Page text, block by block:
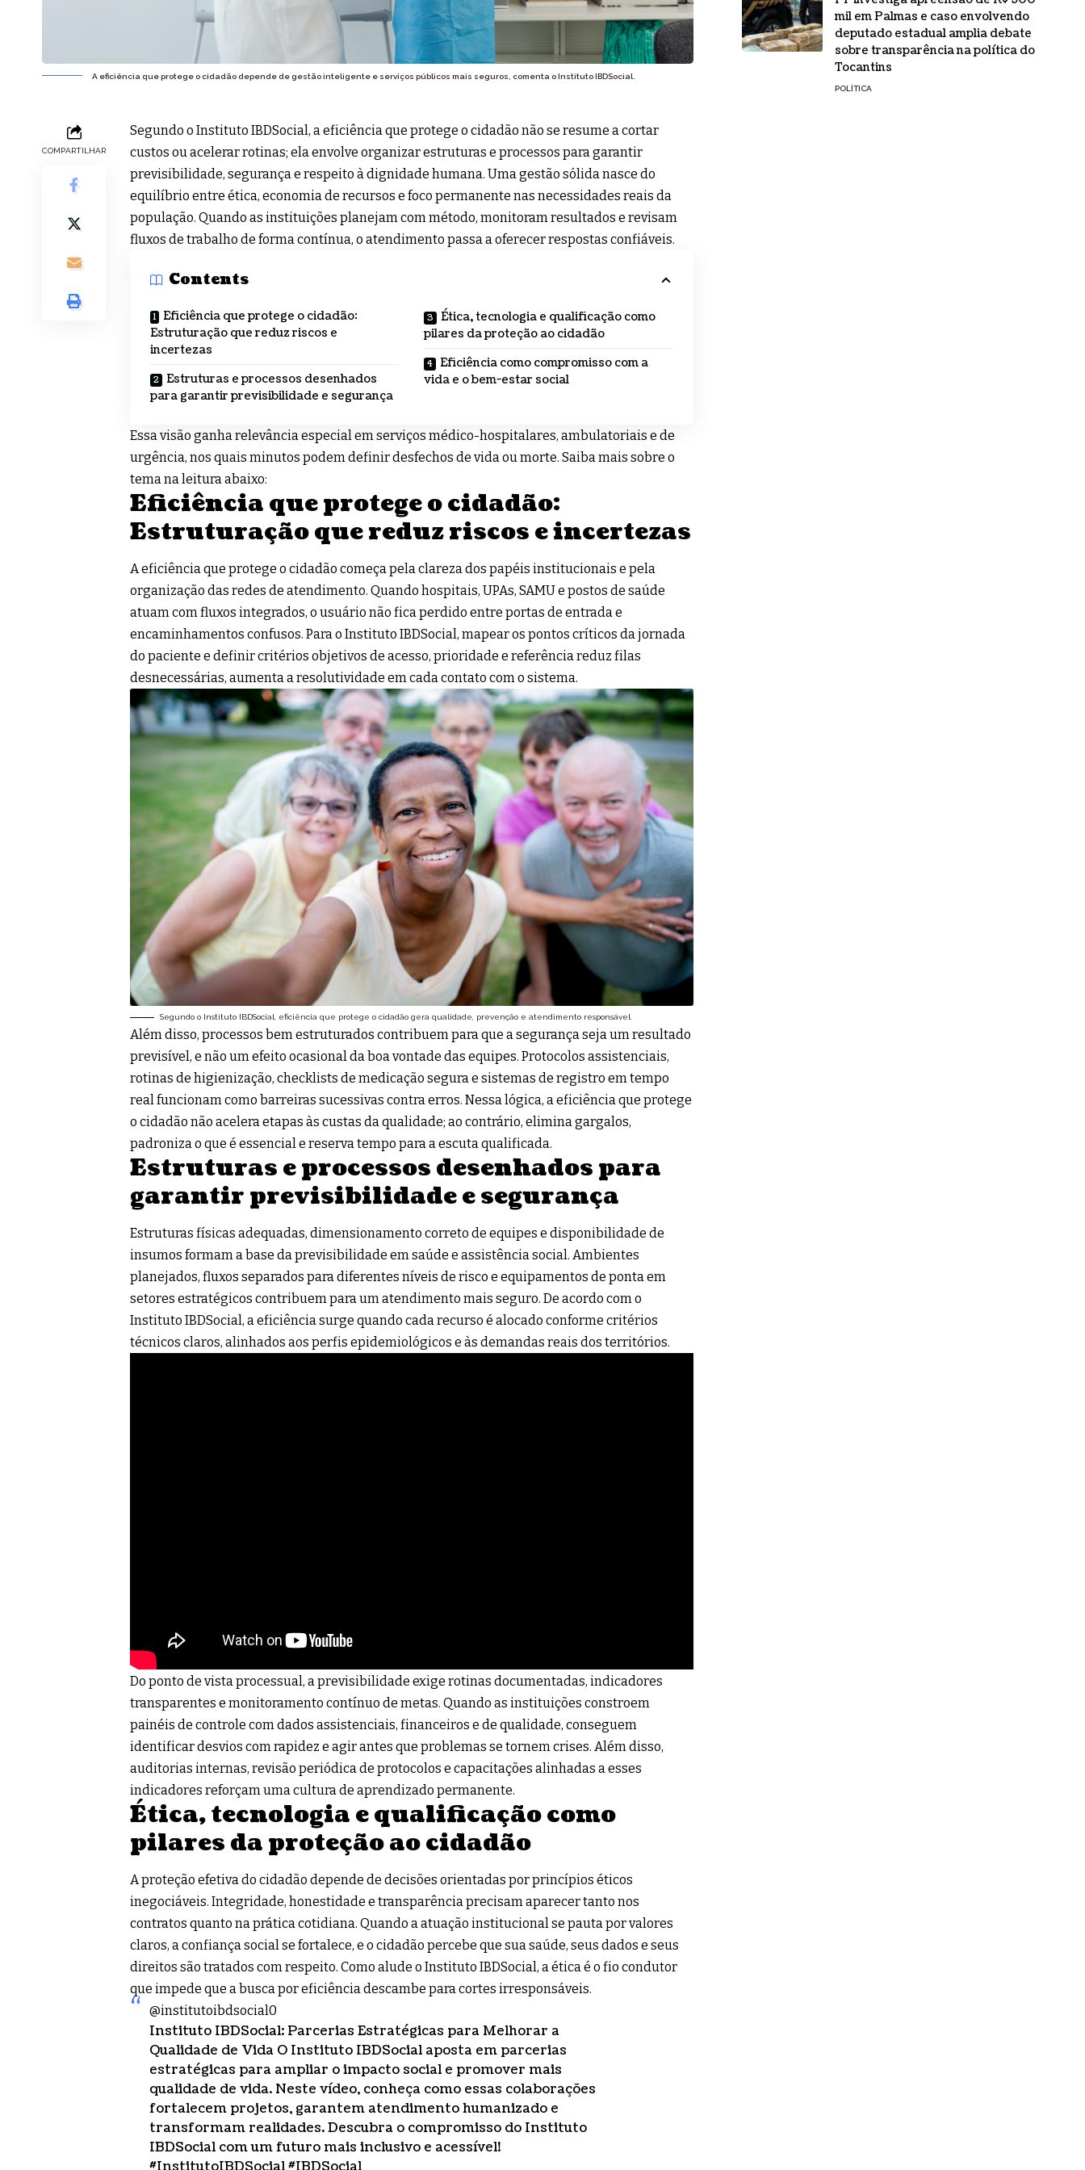
A eficiência que protege o cidadão depende de gestão inteligente e serviços públicos mais seguros, comenta o Instituto IBDSocial.
COMPARTILHAR
Segundo o Instituto IBDSocial, a eficiência que protege o cidadão não se resume a cortar
custos ou acelerar rotinas; ela envolve organizar estruturas e processos para garantir
previsibilidade, segurança e respeito à dignidade humana. Uma gestão sólida nasce do
equilíbrio entre ética, economia de recursos e foco permanente nas necessidades reais da
população. Quando as instituições planejam com método, monitoram resultados e revisam
fluxos de trabalho de forma contínua, o atendimento passa a oferecer respostas confiáveis.
Contents
Eficiência que protege o cidadão:
Estruturação que reduz riscos e
incertezas
Estruturas e processos desenhados
para garantir previsibilidade e segurança
Ética, tecnologia e qualificação como
pilares da proteção ao cidadão
Eficiência como compromisso com a
vida e o bem-estar social
Essa visão ganha relevância especial em serviços médico-hospitalares, ambulatoriais e de
urgência, nos quais minutos podem definir desfechos de vida ou morte. Saiba mais sobre o
tema na leitura abaixo:
Eficiência que protege o cidadão:
Estruturação que reduz riscos e incertezas
A eficiência que protege o cidadão começa pela clareza dos papéis institucionais e pela
organização das redes de atendimento. Quando hospitais, UPAs, SAMU e postos de saúde
atuam com fluxos integrados, o usuário não fica perdido entre portas de entrada e
encaminhamentos confusos. Para o Instituto IBDSocial, mapear os pontos críticos da jornada
do paciente e definir critérios objetivos de acesso, prioridade e referência reduz filas
desnecessárias, aumenta a resolutividade em cada contato com o sistema.
Segundo o Instituto IBDSocial, eficiência que protege o cidadão gera qualidade, prevenção e atendimento responsável.
Além disso, processos bem estruturados contribuem para que a segurança seja um resultado
previsível, e não um efeito ocasional da boa vontade das equipes. Protocolos assistenciais,
rotinas de higienização, checklists de medicação segura e sistemas de registro em tempo
real funcionam como barreiras sucessivas contra erros. Nessa lógica, a eficiência que protege
o cidadão não acelera etapas às custas da qualidade; ao contrário, elimina gargalos,
padroniza o que é essencial e reserva tempo para a escuta qualificada.
Estruturas e processos desenhados para
garantir previsibilidade e segurança
Estruturas físicas adequadas, dimensionamento correto de equipes e disponibilidade de
insumos formam a base da previsibilidade em saúde e assistência social. Ambientes
planejados, fluxos separados para diferentes níveis de risco e equipamentos de ponta em
setores estratégicos contribuem para um atendimento mais seguro. De acordo com o
Instituto IBDSocial, a eficiência surge quando cada recurso é alocado conforme critérios
técnicos claros, alinhados aos perfis epidemiológicos e às demandas reais dos territórios.
Do ponto de vista processual, a previsibilidade exige rotinas documentadas, indicadores
transparentes e monitoramento contínuo de metas. Quando as instituições constroem
painéis de controle com dados assistenciais, financeiros e de qualidade, conseguem
identificar desvios com rapidez e agir antes que problemas se tornem crises. Além disso,
auditorias internas, revisão periódica de protocolos e capacitações alinhadas a esses
indicadores reforçam uma cultura de aprendizado permanente.
Ética, tecnologia e qualificação como
pilares da proteção ao cidadão
A proteção efetiva do cidadão depende de decisões orientadas por princípios éticos
inegociáveis. Integridade, honestidade e transparência precisam aparecer tanto nos
contratos quanto na prática cotidiana. Quando a atuação institucional se pauta por valores
claros, a confiança social se fortalece, e o cidadão percebe que sua saúde, seus dados e seus
direitos são tratados com respeito. Como alude o Instituto IBDSocial, a ética é o fio condutor
que impede que a busca por eficiência descambe para cortes irresponsáveis.
@institutoibdsocial0
Instituto IBDSocial: Parcerias Estratégicas para Melhorar a
Qualidade de Vida O Instituto IBDSocial aposta em parcerias
estratégicas para ampliar o impacto social e promover mais
qualidade de vida. Neste vídeo, conheça como essas colaborações
fortalecem projetos, garantem atendimento humanizado e
transformam realidades. Descubra o compromisso do Instituto
IBDSocial com um futuro mais inclusivo e acessível!
mil em Palmas e caso envolvendo
deputado estadual amplia debate
sobre transparência na política do
Tocantins
POLÍTICA